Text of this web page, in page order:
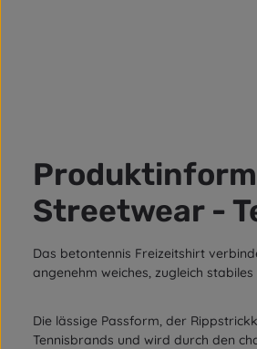
Streetwear -
Das betontennis Freizeitshirt
angenehm weiches, zugleich
Die lässige Passform , der
Tennisbrands und wird durch den